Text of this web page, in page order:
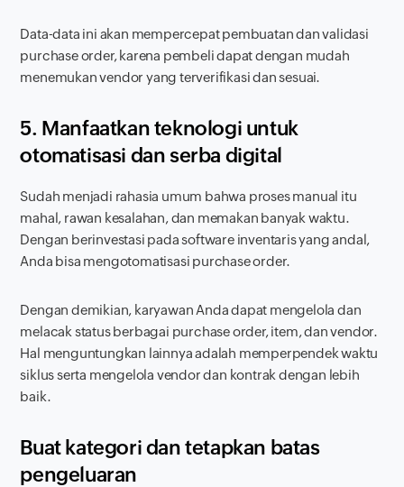
Data-data ini akan mempercepat pembuatan dan validasi
purchase order, karena pembeli dapat dengan mudah
menemukan vendor yang terverifikasi dan sesuai.
5. Manfaatkan teknologi untuk
otomatisasi dan serba digital
Sudah menjadi rahasia umum bahwa proses manual itu
mahal, rawan kesalahan, dan memakan banyak waktu.
Dengan berinvestasi padasoftware inventaris yang andal,
Anda bisa mengotomatisasi purchase order.
Dengan demikian, karyawan Anda dapat mengelola dan
melacak status berbagai purchase order,item, dan vendor.
Hal menguntungkan lainnya adalah memperpendek waktu
siklus serta mengelola vendor dan kontrak dengan lebih
baik.
Buat kategori dan tetapkan batas
pengeluaran